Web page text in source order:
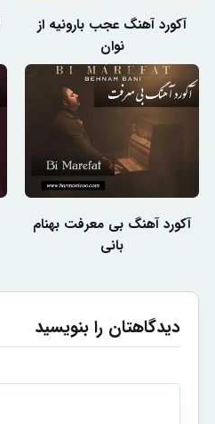
آکورد آهنگ عجب بارونیه از
نوان
آکورد آهنگ بی معرفت بهنام
بانی
دیدگاهتان را بنویسید